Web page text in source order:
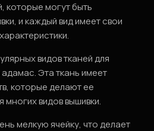
которые могут быть
и каждый вид имеет свои
видов тканей для
адамас. Эта ткань имеет
которые делают ее
видов вышивки.
мелкую ячейку, что делает